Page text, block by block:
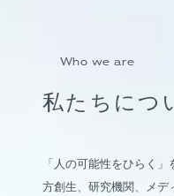
Who we are
私たちにつ
「人の可能性をひらく
方創生、研究機関、メデ